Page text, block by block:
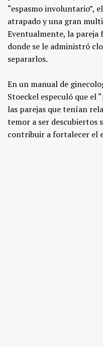
“espasmo involuntario”,
atrapado y una gran
Eventualmente, la pareja
donde se le administró
separarlos.
En un manual de
Stoeckel especuló que el
las parejas que tenían
temor a ser descubiertos
contribuir a fortalecer el